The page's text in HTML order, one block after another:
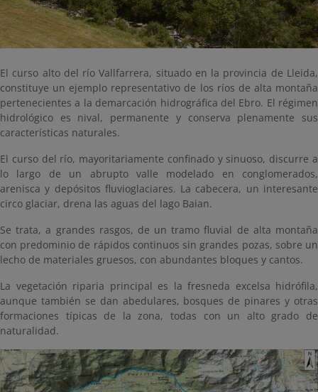
El curso alto del río Vallfarrera, situado en la provincia de Lleida,
constituye un ejemplo representativo de los ríos de alta montaña
pertenecientes a la demarcación hidrográfica del Ebro. El régimen
hidrológico es nival, permanente y conserva plenamente sus
características naturales.
El curso del río, mayoritariamente confinado y sinuoso, discurre a
lo largo de un abrupto valle modelado en conglomerados,
arenisca y depósitos fluvioglaciares. La cabecera, un interesante
circo glaciar, drena las aguas del lago Baian.
Se trata, a grandes rasgos, de un tramo fluvial de alta montaña
con predominio de rápidos continuos sin grandes pozas, sobre un
lecho de materiales gruesos, con abundantes bloques y cantos.
La vegetación riparia principal es la fresneda excelsa hidrófila,
aunque también se dan abedulares, bosques de pinares y otras
formaciones típicas de la zona, todas con un alto grado de
naturalidad.